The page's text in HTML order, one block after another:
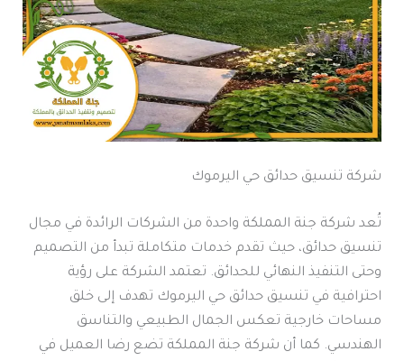
شركة تنسيق حدائق حي اليرموك
تُعد شركة جنة المملكة واحدة من الشركات الرائدة في مجال
تنسيق حدائق، حيث تقدم خدمات متكاملة تبدأ من التصميم
وحتى التنفيذ النهائي للحدائق. تعتمد الشركة على رؤية
احترافية في تنسيق حدائق حي اليرموك تهدف إلى خلق
مساحات خارجية تعكس الجمال الطبيعي والتناسق
الهندسي. كما أن شركة جنة المملكة تضع رضا العميل في